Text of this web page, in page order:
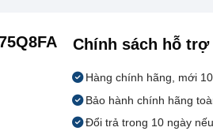
Chính sách hỗ trợ
Hàng chính hãng, mới
Bảo hành chính hãng
Đổi trả trong 10 ngày